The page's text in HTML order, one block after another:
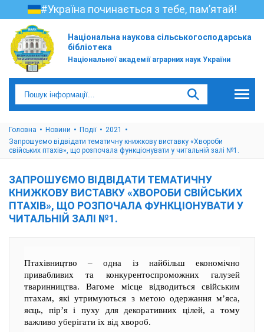
#Україна починається з тебе, пам’ятай!
Національна наукова сільськогосподарська
бібліотека
Національної академії аграрних наук України
Головна Новини Події
2021
Запрошуємо відвідати тематичну книжкову виставку «Хвороби
свійських птахів», що розпочала функціонувати у читальній залі №1.
ЗАПРОШУЄМО ВІДВІДАТИ ТЕМАТИЧНУ
КНИЖКОВУ ВИСТАВКУ «ХВОРОБИ СВІЙСЬКИХ
ПТАХІВ», ЩО РОЗПОЧАЛА ФУНКЦІОНУВАТИ У
ЧИТАЛЬНІЙ ЗАЛІ №1.
Птахівництво – одна із найбільш економічно
привабливих та конкурентоспроможних галузей
тваринництва. Вагоме місце відводиться свійським
птахам, які утримуються з метою одержання м’яса,
яєць, пір’я і пуху для декоративних цілей, а тому
важливо уберігати їх від хвороб.